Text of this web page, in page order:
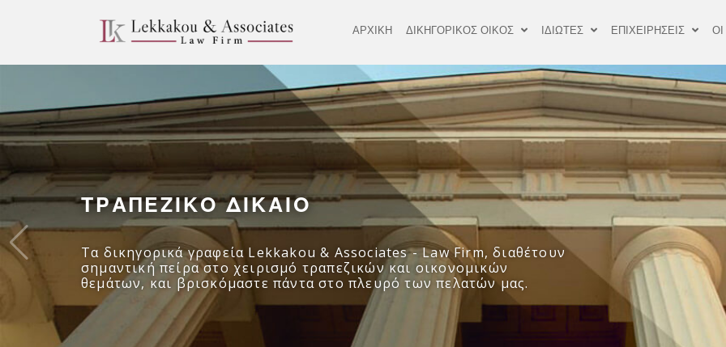
ΑΡΧΙΚΗ ΔΙΚΗΓΟΡΙΚΟΣ ΟΙΚΟΣ ΙΔΙΩΤΕΣ ΕΠΙΧΕΙΡΗΣΕΙΣ
ΤΡΑΠΕΖΙΚΟ ΔΙΚΑΙΟ
Τα δικηγορικά γραφεία Lekkakou & Associates - Law Firm, διαθέτουν
σημαντική πείρα στο χειρισμό τραπεζικών και οικονομικών
θεμάτων, και βρισκόμαστε πάντα στο πλευρό των πελατών μας.